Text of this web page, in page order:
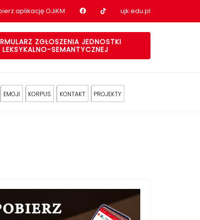
aplikację OJiKM Nasz profil na Facebook
Nasz profil na tiktok
ujk.edu.pl
ZGŁOSZENIA JEDNOSTKI
LEKSYKALNO-SEMANTYCZNEJ
EMOJI KORPUS KONTAKT PROJEKTY